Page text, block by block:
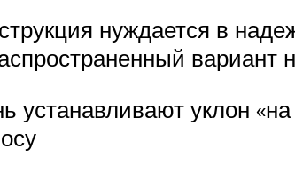
нуждается в
вариант
уклон «на